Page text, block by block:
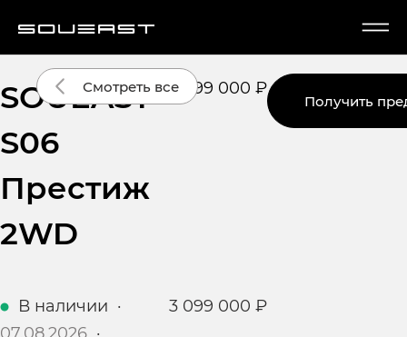
Смотреть все
SOUEAST
S06
Престиж
2WD
2 499 000 ₽
В наличии ·
07.08.2026 ·
3 099 000 ₽
Получить